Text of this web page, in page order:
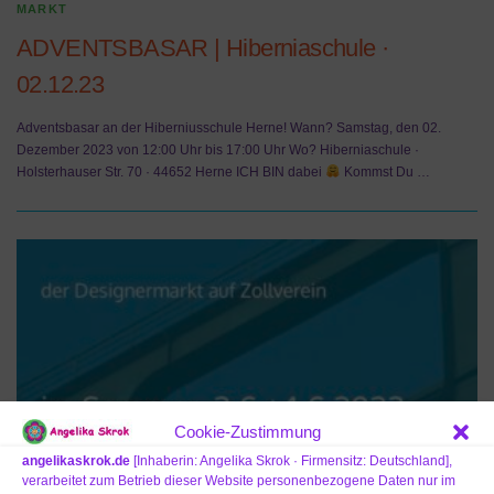
Cookie-Zustimmung
angelikaskrok.de [Inhaberin: Angelika Skrok · Firmensitz: Deutschland],
verarbeitet zum Betrieb dieser Website personenbezogene Daten nur im
MARKT
ADVENTSBASAR | Hiberniaschule ·
02.12.23
Adventsbasar an der Hiberniusschule Herne! Wann? Samstag, den 02.
Dezember 2023 von 12:00 Uhr bis 17:00 Uhr Wo? Hiberniaschule ·
Holsterhauser Str. 70 · 44652 Herne ICH BIN dabei
Kommst Du …